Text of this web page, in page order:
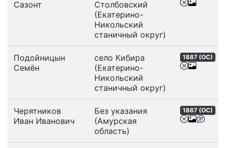
Сазонт
Столбовский
(Екатерино-
Никольский
станичный округ)
Подойницын
Семён
село Кибира
(Екатерино-
Никольский
станичный округ)
1887 (ОС)
Черятников
Иван Иванович
Без указания
(Амурская
область)
1867 (ОС)